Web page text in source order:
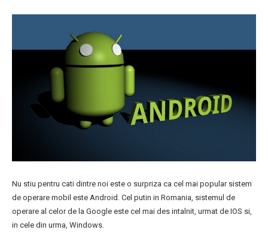
Nu stiu pentru cati dintre noi este o surpriza ca cel mai popular sistem
de operare mobil este Android. Cel putin in Romania, sistemul de
operare al celor de la Google este cel mai des intalnit, urmat de IOS si,
in cele din urma, Windows.